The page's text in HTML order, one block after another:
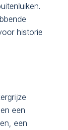
historie
een
een